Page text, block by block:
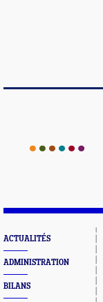
ACTUALITÉS
ADMINISTRATION
BILANS